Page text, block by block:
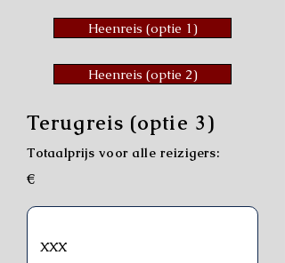
Heenreis (optie 1)
Heenreis (optie 2)
Terugreis (optie 3)
Totaalprijs voor alle reizigers:
€